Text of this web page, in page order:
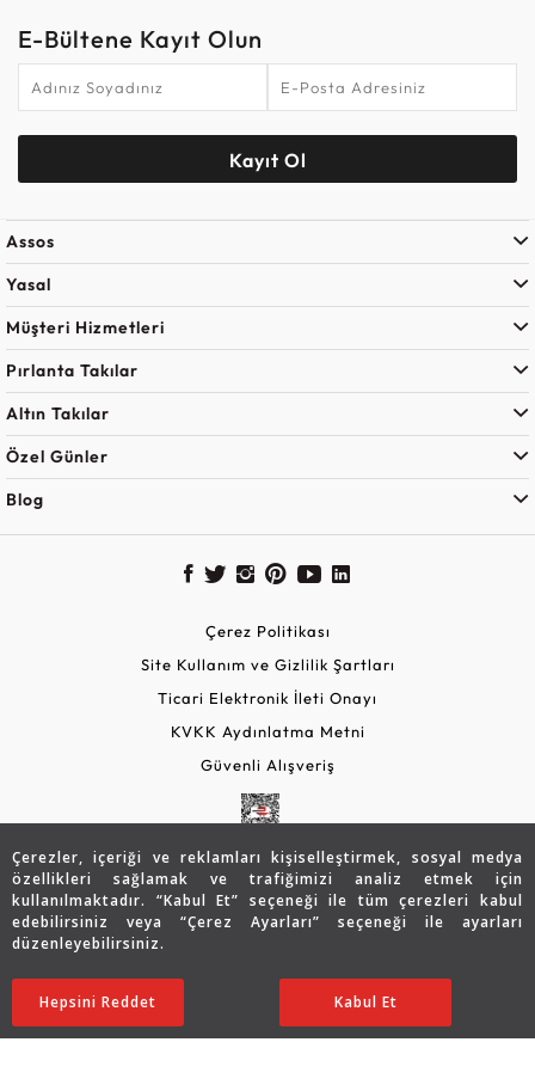
Çerezler, içeriği ve reklamları kişiselleştirmek, sosyal medya
özellikleri sağlamak ve trafiğimizi analiz etmek için
kullanılmaktadır. “Kabul Et” seçeneği ile tüm çerezleri kabul
edebilirsiniz veya “Çerez Ayarları” seçeneği ile ayarları
düzenleyebilirsiniz.
Ayarları Düzenle
Hepsini Reddet Kabul Et
15.351 TL
12.294TL SATIN ALIN
E-Bültene Kayıt Olun
Kayıt Ol
Assos
Yasal
Müşteri Hizmetleri
Pırlanta Takılar
Altın Takılar
Özel Günler
Blog
Çerez Politikası
Site Kullanım ve Gizlilik Şartları
Ticari Elektronik İleti Onayı
KVKK Aydınlatma Metni
Güvenli Alışveriş
Copyright © 2026 Assos Pırlanta - Bu sitenin tüm hakları